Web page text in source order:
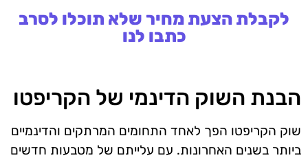
לקבלת הצעת מחיר שלא תוכלו לסרב
כתבו לנו
הבנת השוק הדינמי של הקריפטו
שוק הקריפטו הפך לאחד התחומים המרתקים והדינמיים
ביותר בשנים האחרונות. עם עלייתם של מטבעות חדשים